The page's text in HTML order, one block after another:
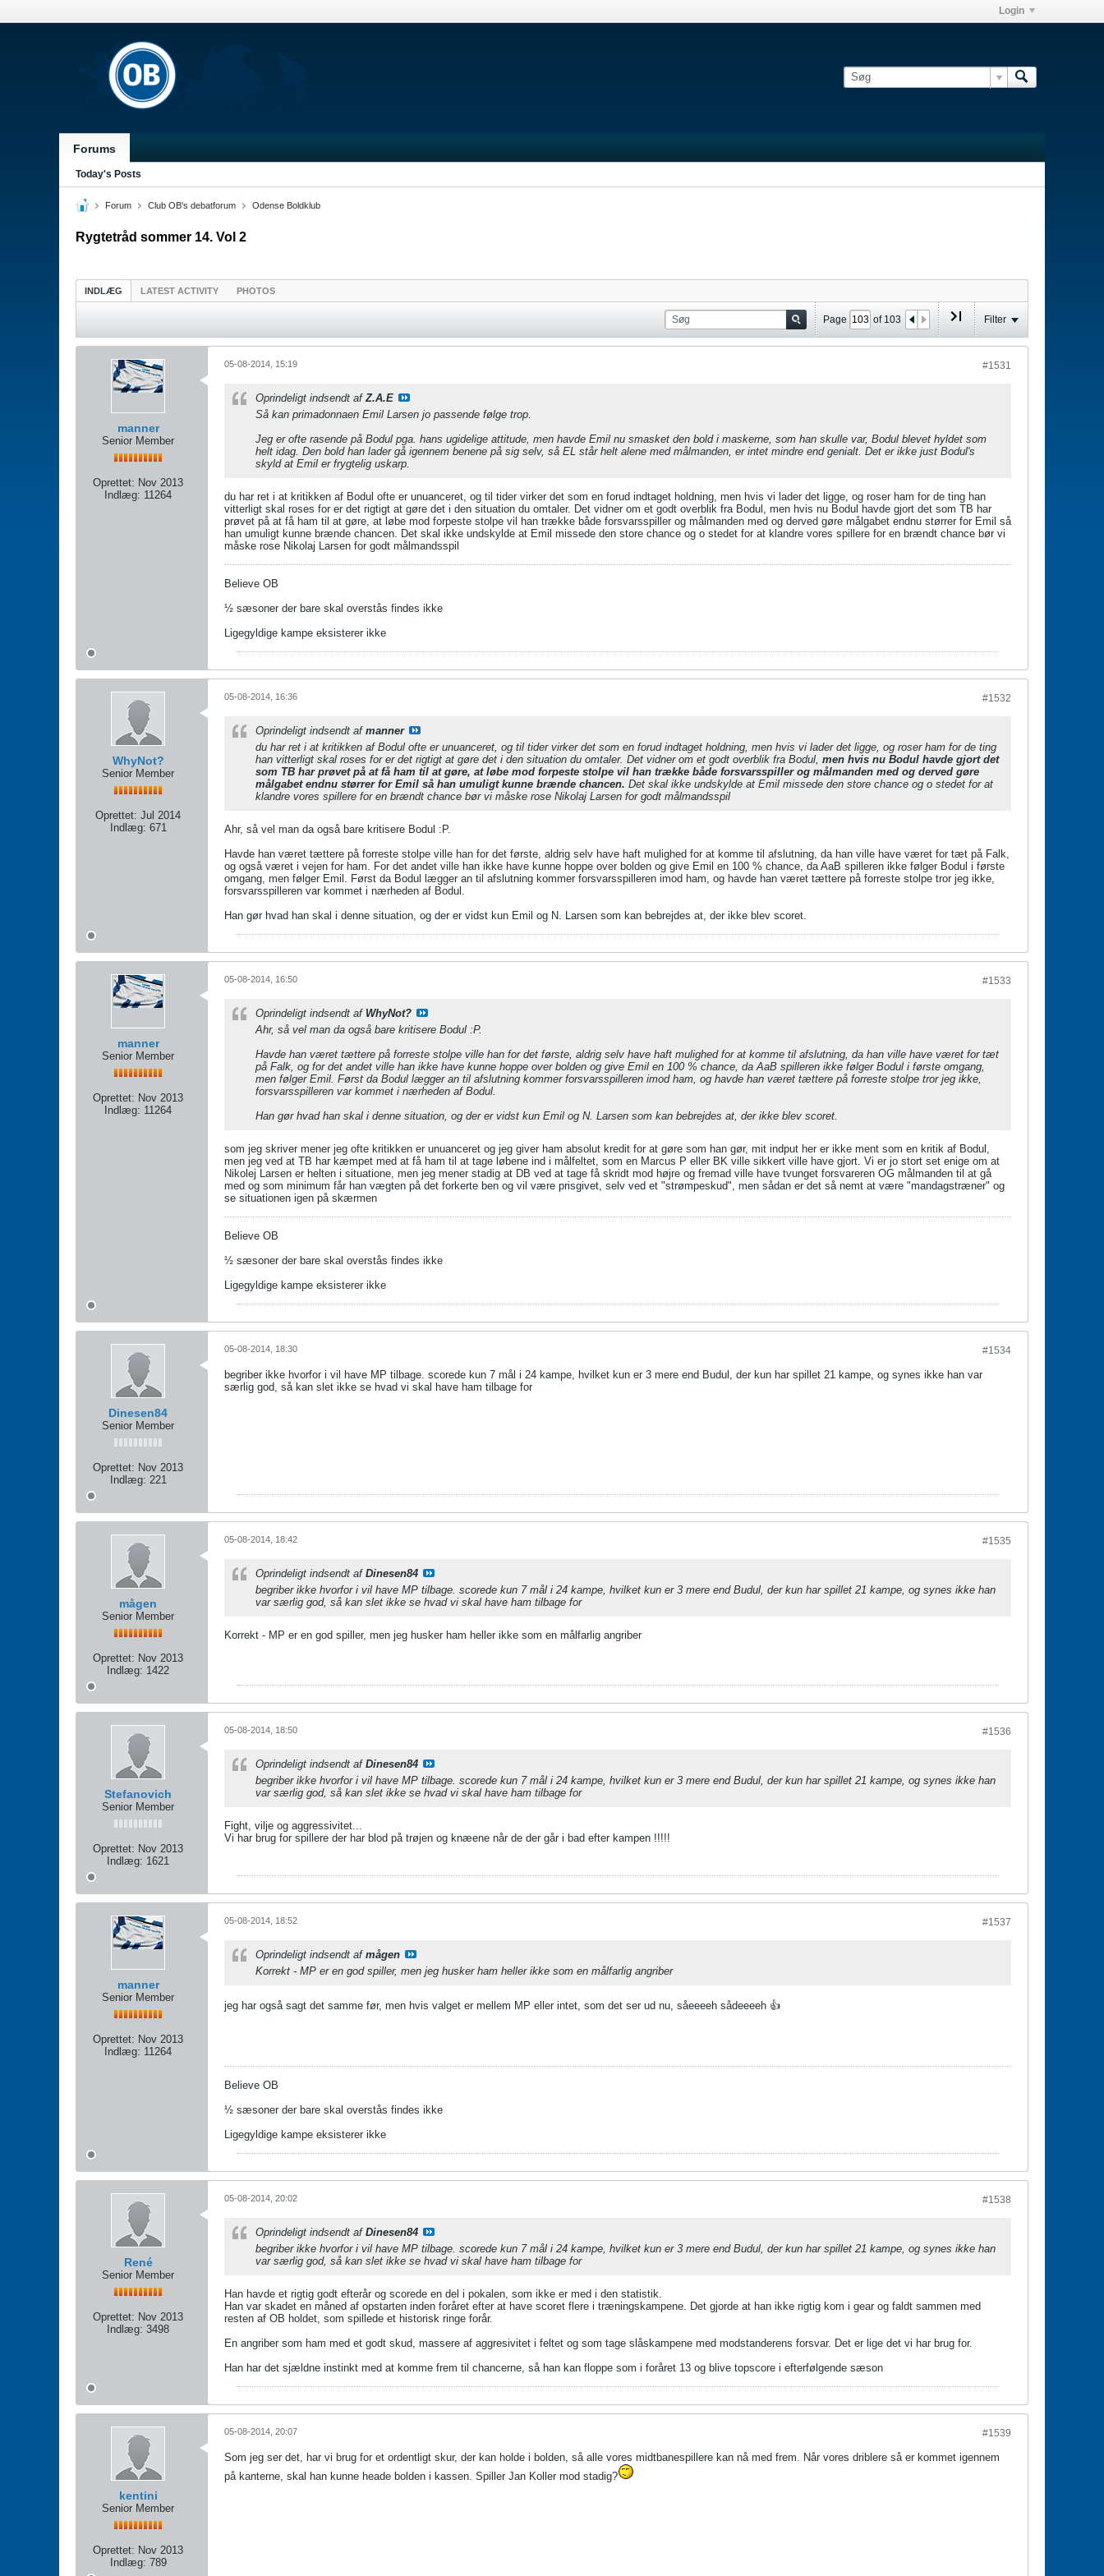
Login
Forums
Today's Posts
Forum Club OB's debatforum Odense Boldklub
Rygtetråd sommer 14. Vol 2
INDLÆG LATEST ACTIVITY PHOTOS
Page of 103 Filter
manner
Senior Member
Oprettet: Nov 2013
Indlæg: 11264
#1531
05-08-2014, 15:19
Oprindeligt indsendt afZ.A.E
Så kan primadonnaen Emil Larsen jo passende følge trop.
Jeg er ofte rasende på Bodul pga. hans ugidelige attitude, men havde Emil nu smasket den bold i maskerne, som han skulle var, Bodul blevet hyldet som
helt idag. Den bold han lader gå igennem benene på sig selv, så EL står helt alene med målmanden, er intet mindre end genialt. Det er ikke just Bodul's
skyld at Emil er frygtelig uskarp.
du har ret i at kritikken af Bodul ofte er unuanceret, og til tider virker det som en forud indtaget holdning, men hvis vi lader det ligge, og roser ham for de ting han
vitterligt skal roses for er det rigtigt at gøre det i den situation du omtaler. Det vidner om et godt overblik fra Bodul, men hvis nu Bodul havde gjort det som TB har
prøvet på at få ham til at gøre, at løbe mod forpeste stolpe vil han trække både forsvarsspiller og målmanden med og derved gøre målgabet endnu størrer for Emil så
han umuligt kunne brænde chancen. Det skal ikke undskylde at Emil missede den store chance og o stedet for at klandre vores spillere for en brændt chance bør vi
måske rose Nikolaj Larsen for godt målmandsspil
Believe OB
½ sæsoner der bare skal overstås findes ikke
Ligegyldige kampe eksisterer ikke
WhyNot?
Senior Member
Oprettet: Jul 2014
Indlæg: 671
#1532
05-08-2014, 16:36
Oprindeligt indsendt af manner
du har ret i at kritikken af Bodul ofte er unuanceret, og til tider virker det som en forud indtaget holdning, men hvis vi lader det ligge, og roser ham for de ting
han vitterligt skal roses for er det rigtigt at gøre det i den situation du omtaler. Det vidner om et godt overblik fra Bodul, men hvis nu Bodul havde gjort det
som TB har prøvet på at få ham til at gøre, at løbe mod forpeste stolpe vil han trække både forsvarsspiller og målmanden med og derved gøre
målgabet endnu størrer for Emil så han umuligt kunne brænde chancen. Det skal ikke undskylde at Emil missede den store chance og o stedet for at
klandre vores spillere for en brændt chance bør vi måske rose Nikolaj Larsen for godt målmandsspil
Ahr, så vel man da også bare kritisere Bodul :P.
Havde han været tættere på forreste stolpe ville han for det første, aldrig selv have haft mulighed for at komme til afslutning, da han ville have været for tæt på Falk,
og også været i vejen for ham. For det andet ville han ikke have kunne hoppe over bolden og give Emil en 100 % chance, da AaB spilleren ikke følger Bodul i første
omgang, men følger Emil. Først da Bodul lægger an til afslutning kommer forsvarsspilleren imod ham, og havde han været tættere på forreste stolpe tror jeg ikke,
forsvarsspilleren var kommet i nærheden af Bodul.
Han gør hvad han skal i denne situation, og der er vidst kun Emil og N. Larsen som kan bebrejdes at, der ikke blev scoret.
manner
Senior Member
Oprettet: Nov 2013
Indlæg: 11264
#1533
05-08-2014, 16:50
Oprindeligt indsendt af WhyNot?
Ahr, så vel man da også bare kritisere Bodul :P.
Havde han været tættere på forreste stolpe ville han for det første, aldrig selv have haft mulighed for at komme til afslutning, da han ville have været for tæt
på Falk, og for det andet ville han ikke have kunne hoppe over bolden og give Emil en 100 % chance, da AaB spilleren ikke følger Bodul i første omgang,
men følger Emil. Først da Bodul lægger an til afslutning kommer forsvarsspilleren imod ham, og havde han været tættere på forreste stolpe tror jeg ikke,
forsvarsspilleren var kommet i nærheden af Bodul.
Han gør hvad han skal i denne situation, og der er vidst kun Emil og N. Larsen som kan bebrejdes at, der ikke blev scoret.
som jeg skriver mener jeg ofte kritikken er unuanceret og jeg giver ham absolut kredit for at gøre som han gør, mit indput her er ikke ment som en kritik af Bodul,
men jeg ved at TB har kæmpet med at få ham til at tage løbene ind i målfeltet, som en Marcus P eller BK ville sikkert ville have gjort. Vi er jo stort set enige om at
Nikolej Larsen er helten i situatione, men jeg mener stadig at DB ved at tage få skridt mod højre og fremad ville have tvunget forsvareren OG målmanden til at gå
med og som minimum får han vægten på det forkerte ben og vil være prisgivet, selv ved et "strømpeskud", men sådan er det så nemt at være "mandagstræner" og
se situationen igen på skærmen
Believe OB
½ sæsoner der bare skal overstås findes ikke
Ligegyldige kampe eksisterer ikke
Dinesen84
Senior Member
Oprettet: Nov 2013
Indlæg: 221
#1534
05-08-2014, 18:30
begriber ikke hvorfor i vil have MP tilbage. scorede kun 7 mål i 24 kampe, hvilket kun er 3 mere end Budul, der kun har spillet 21 kampe, og synes ikke han var
særlig god, så kan slet ikke se hvad vi skal have ham tilbage for
mågen
Senior Member
Oprettet: Nov 2013
Indlæg: 1422
#1535
05-08-2014, 18:42
Oprindeligt indsendt af Dinesen84
begriber ikke hvorfor i vil have MP tilbage. scorede kun 7 mål i 24 kampe, hvilket kun er 3 mere end Budul, der kun har spillet 21 kampe, og synes ikke han
var særlig god, så kan slet ikke se hvad vi skal have ham tilbage for
Korrekt - MP er en god spiller, men jeg husker ham heller ikke som en målfarlig angriber
Stefanovich
Senior Member
Oprettet: Nov 2013
Indlæg: 1621
#1536
05-08-2014, 18:50
Oprindeligt indsendt af Dinesen84
begriber ikke hvorfor i vil have MP tilbage. scorede kun 7 mål i 24 kampe, hvilket kun er 3 mere end Budul, der kun har spillet 21 kampe, og synes ikke han
var særlig god, så kan slet ikke se hvad vi skal have ham tilbage for
Fight, vilje og aggressivitet...
Vi har brug for spillere der har blod på trøjen og knæene når de der går i bad efter kampen !!!!!
manner
Senior Member
Oprettet: Nov 2013
Indlæg: 11264
#1537
05-08-2014, 18:52
Oprindeligt indsendt af mågen
Korrekt - MP er en god spiller, men jeg husker ham heller ikke som en målfarlig angriber
jeg har også sagt det samme før, men hvis valget er mellem MP eller intet, som det ser ud nu, såeeeeh sådeeeeh 👍
Believe OB
½ sæsoner der bare skal overstås findes ikke
Ligegyldige kampe eksisterer ikke
René
Senior Member
Oprettet: Nov 2013
Indlæg: 3498
#1538
05-08-2014, 20:02
Oprindeligt indsendt af Dinesen84
begriber ikke hvorfor i vil have MP tilbage. scorede kun 7 mål i 24 kampe, hvilket kun er 3 mere end Budul, der kun har spillet 21 kampe, og synes ikke han
var særlig god, så kan slet ikke se hvad vi skal have ham tilbage for
Han havde et rigtig godt efterår og scorede en del i pokalen, som ikke er med i den statistik.
Han var skadet en måned af opstarten inden foråret efter at have scoret flere i træningskampene. Det gjorde at han ikke rigtig kom i gear og faldt sammen med
resten af OB holdet, som spillede et historisk ringe forår.
En angriber som ham med et godt skud, massere af aggresivitet i feltet og som tage slåskampene med modstanderens forsvar. Det er lige det vi har brug for.
Han har det sjældne instinkt med at komme frem til chancerne, så han kan floppe som i foråret 13 og blive topscore i efterfølgende sæson
kentini
Senior Member
Oprettet: Nov 2013
Indlæg: 789
#1539
05-08-2014, 20:07
Som jeg ser det, har vi brug for et ordentligt skur, der kan holde i bolden, så alle vores midtbanespillere kan nå med frem. Når vores driblere så er kommet igennem
på kanterne, skal han kunne heade bolden i kassen. Spiller Jan Koller mod stadig?